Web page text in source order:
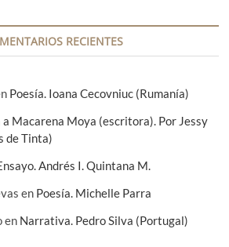
RECIENTES
Poesía. Ioana Cecovniuc (Rumanía)
Macarena Moya (escritora). Por Jessy
de Tinta)
Andrés I. Quintana M.
en Poesía. Michelle Parra
en Narrativa. Pedro Silva (Portugal)